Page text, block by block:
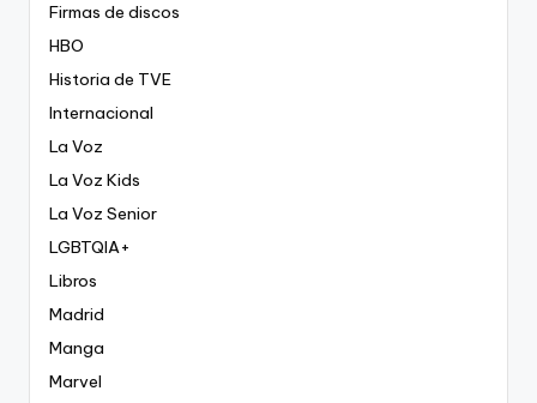
Firmas de discos
HBO
Historia de TVE
Internacional
La Voz
La Voz Kids
La Voz Senior
LGBTQIA+
Libros
Madrid
Manga
Marvel